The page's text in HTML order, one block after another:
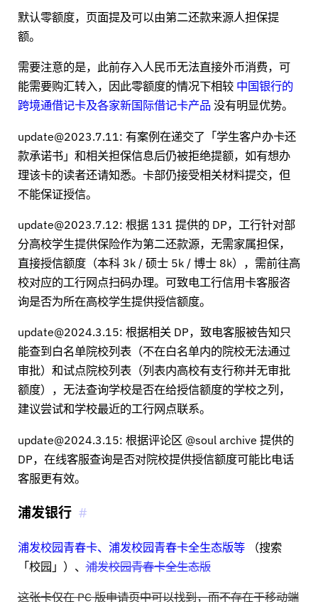
默认零额度，页面提及可以由第二还款来源人担保提
额。
需要注意的是，此前存入人民币无法直接外币消费，可
能需要购汇转入，因此零额度的情况下相较 中国银行的
跨境通借记卡及各家新国际借记卡产品 没有明显优势。
update@2023.7.11: 有案例在递交了「学生客户办卡还
款承诺书」和相关担保信息后仍被拒绝提额，如有想办
理该卡的读者还请知悉。卡部仍接受相关材料提交，但
不能保证授信。
update@2023.7.12: 根据 131 提供的 DP，工行针对部
分高校学生提供保险作为第二还款源，无需家属担保，
直接授信额度（本科 3k / 硕士 5k / 博士 8k），需前往高
校对应的工行网点扫码办理。可致电工行信用卡客服咨
询是否为所在高校学生提供授信额度。
update@2024.3.15: 根据相关 DP，致电客服被告知只
能查到白名单院校列表（不在白名单内的院校无法通过
审批）和试点院校列表（列表内高校有支行称并无审批
额度），无法查询学校是否在给授信额度的学校之列，
建议尝试和学校最近的工行网点联系。
update@2024.3.15: 根据评论区 @soul archive 提供的
DP，在线客服查询是否对院校提供授信额度可能比电话
客服更有效。
浦发银行
浦发校园青春卡、浦发校园青春卡全生态版等（搜索
「校园」）、浦发校园青春卡全生态版
这张卡仅在 PC 版申请页中可以找到，而不存在于移动端